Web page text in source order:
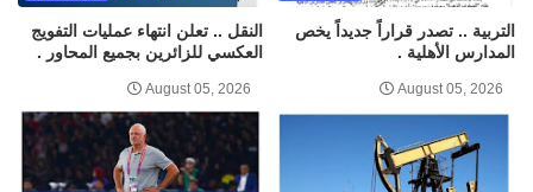
التربية .. تصدر قراراً جديداً يخص
المدارس الأهلية .
August 05, 2026
النقل .. تعلن انتهاء عمليات التفويج
العكسي للزائرين بجميع المحاور .
August 05, 2026